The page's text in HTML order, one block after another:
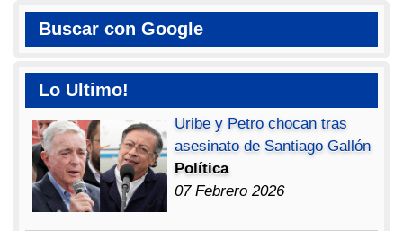
Buscar con Google
Lo Ultimo!
Uribe y Petro chocan tras
asesinato de Santiago Gallón
Política
07 Febrero 2026